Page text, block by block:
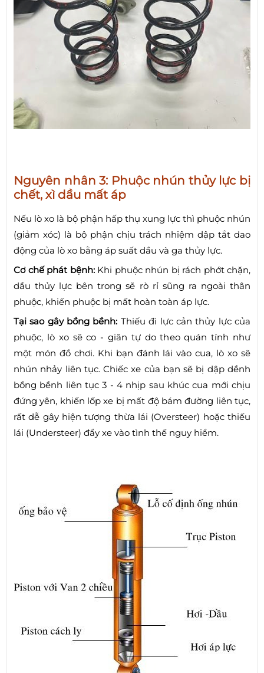
Nguyên nhân 3: Phuộc nhún thủy lực bị
chết, xì dầu mất áp
Nếu lò xo là bộ phận hấp thụ xung lực thì phuộc nhún
(giảm xóc) là bộ phận chịu trách nhiệm dập tắt dao
động của lò xo bằng áp suất dầu và ga thủy lực.
Cơ chế phát bệnh:Khi phuộc nhún bị rách phớt chặn,
dầu thủy lực bên trong sẽ rò rỉ sũng ra ngoài thân
phuộc, khiến phuộc bị mất hoàn toàn áp lực.
Tại sao gây bồng bềnh: Thiếu đi lực cản thủy lực của
phuộc, lò xo sẽ co - giãn tự do theo quán tính như
một món đồ chơi. Khi bạn đánh lái vào cua, lò xo sẽ
nhún nhảy liên tục. Chiếc xe của bạn sẽ bị dập dềnh
bồng bềnh liên tục 3 - 4 nhịp sau khúc cua mới chịu
đứng yên, khiến lốp xe bị mất độ bám đường liên tục,
rất dễ gây hiện tượng thừa lái (Oversteer) hoặc thiếu
lái (Understeer) đẩy xe vào tình thế nguy hiểm.